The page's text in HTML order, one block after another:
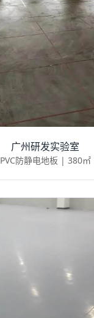
广州研发实验室
PVC防静电地板 | 380㎡